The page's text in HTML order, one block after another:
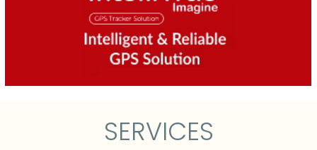
SERVICES